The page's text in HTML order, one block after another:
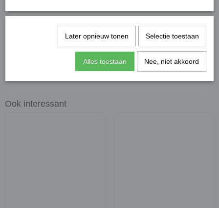
Productcode leverancier Gifts2Give1
Ook interessant
Later opnieuw tonen Selectie toestaan
Alles toestaan Nee, niet akkoord